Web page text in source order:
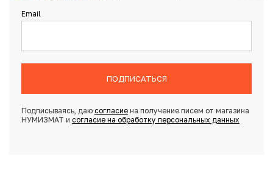
Email
ПОДПИСАТЬСЯ
Подписываясь, даю согласиена получение писем от магазина
НУМИЗМАТ и согласие на обработку персональных данных